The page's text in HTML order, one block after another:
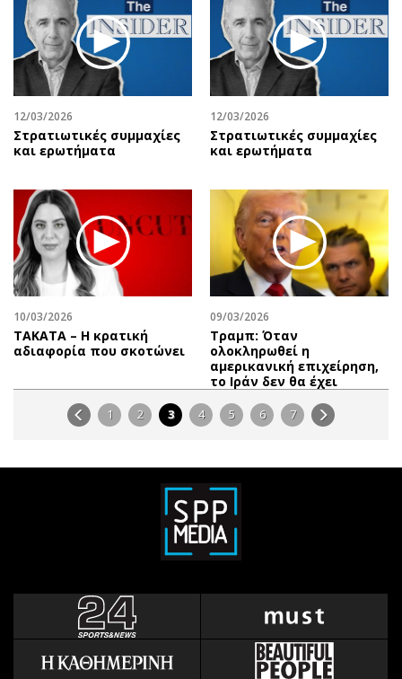
12/03/2026
Στρατιωτικές συμμαχίες
και ερωτήματα
12/03/2026
Στρατιωτικές συμμαχίες
και ερωτήματα
10/03/2026
ΤΑΚΑΤΑ – Η κρατική
αδιαφορία που σκοτώνει
09/03/2026
Τραμπ: Όταν
ολοκληρωθεί η
αμερικανική επιχείρηση,
το Ιράν δεν θα έχει
1 2 3 4 5 6 7